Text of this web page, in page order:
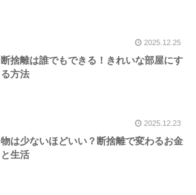
2025.12.25
断捨離は誰でもできる！きれいな部屋にす
る方法
2025.12.23
物は少ないほどいい？断捨離で変わるお金
と生活